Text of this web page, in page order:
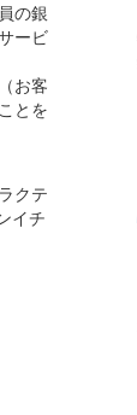
の銀
ービ
お客
とを
クテ
イチ